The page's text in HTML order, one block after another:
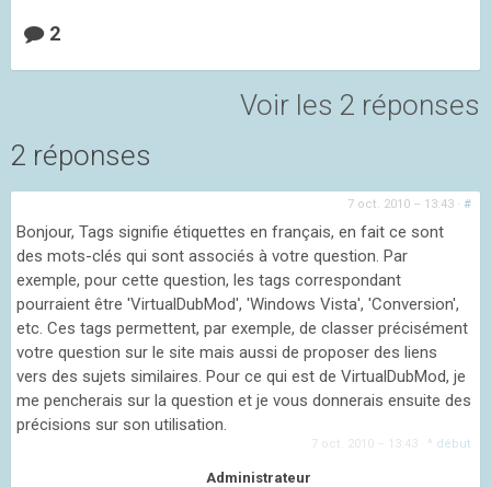
2
Voir les 2 réponses
2 réponses
7 oct. 2010 – 13:43 · #
Bonjour, Tags signifie étiquettes en français, en fait ce sont
des mots-clés qui sont associés à votre question. Par
exemple, pour cette question, les tags correspondant
pourraient être 'VirtualDubMod', 'Windows Vista', 'Conversion',
etc. Ces tags permettent, par exemple, de classer précisément
votre question sur le site mais aussi de proposer des liens
vers des sujets similaires. Pour ce qui est de VirtualDubMod, je
me pencherais sur la question et je vous donnerais ensuite des
précisions sur son utilisation.
7 oct. 2010 – 13:43 ^ début
Administrateur